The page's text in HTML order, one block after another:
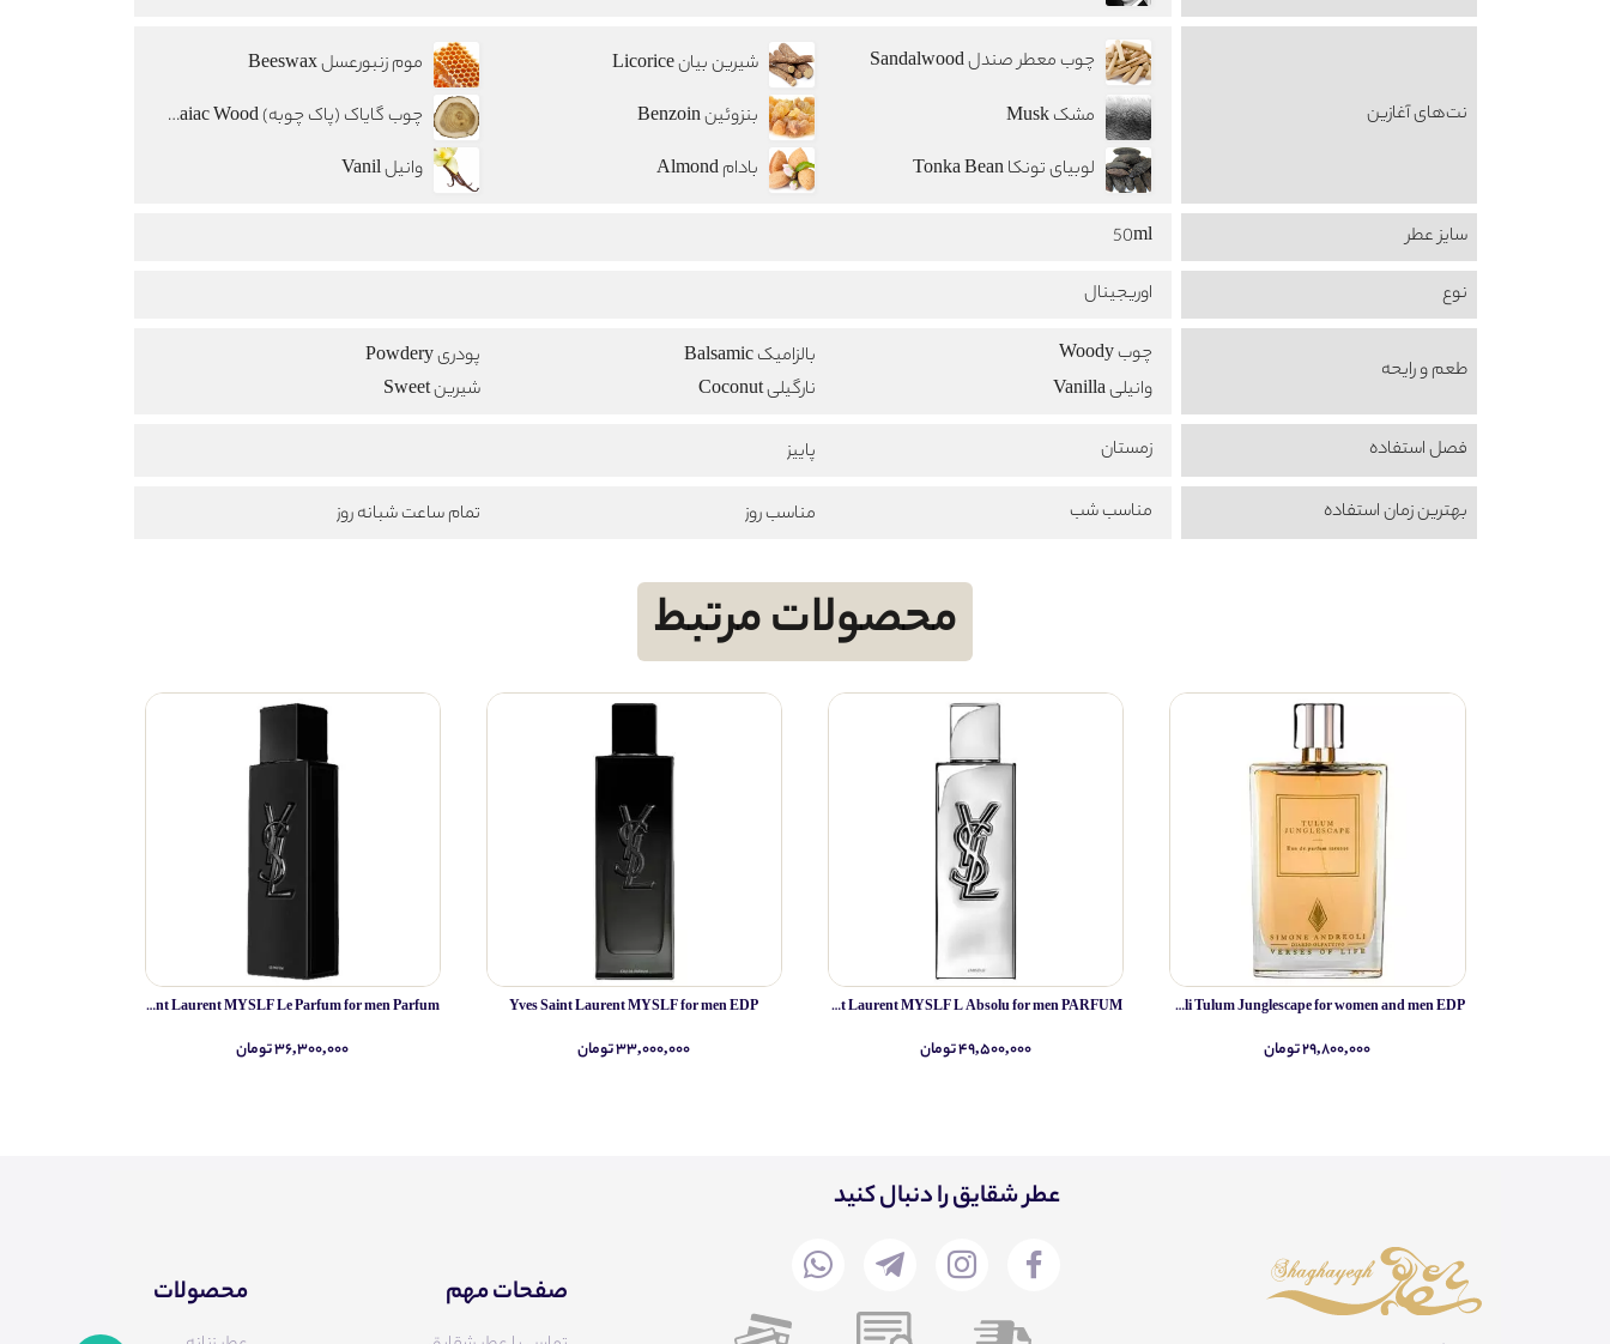
نت‌های آغازین
چوب معطر صندل Sandalwood شیرین بیان Licorice
موم زنبورعسل Beeswax
مشک Musk
بنزوئین Benzoin
چوب گایاک (پاک چوبه) Guaiac Wood
لوبیای تونکا Tonka Bean
بادام Almond وانیل Vanil
سایز عطر
50ml
نوع
اوریجینال
طعم‌ و رایحه
چوب Woody بالزامیک Balsamic
پودری Powdery
وانیلی Vanilla
نارگیلی Coconut شیرین Sweet
فصل استفاده زمستان پاییز
بهترین زمان استفاده مناسب شب مناسب روز تمام ساعت شبانه روز
محصولات مرتبط
Simone Andreoli Tulum Junglescape for women and men EDP
۲۹,۸۰۰,۰۰۰ تومان
Yves Saint Laurent MYSLF L Absolu for men PARFUM
۴۹,۵۰۰,۰۰۰ تومان
Yves Saint Laurent MYSLF for men EDP
۳۳,۰۰۰,۰۰۰ تومان
Yves Saint Laurent MYSLF Le Parfum for men Parfum
۳۶,۳۰۰,۰۰۰ تومان
عطر شقایق را دنبال کنید
صفحات مهم محصولات